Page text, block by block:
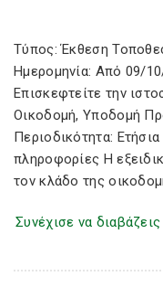
Τύπος: Έκθεση
Ημερομηνία: Από 09/
Επισκεφτείτε την
Οικοδομή, Υποδομή
Περιοδικότητα:
πληροφορίες Η
τον κλάδο της
Συνέχισε να διαβάζεις